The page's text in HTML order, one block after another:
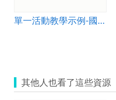
單一活動教學示例-國中小音樂 004
其他人也看了這些資源